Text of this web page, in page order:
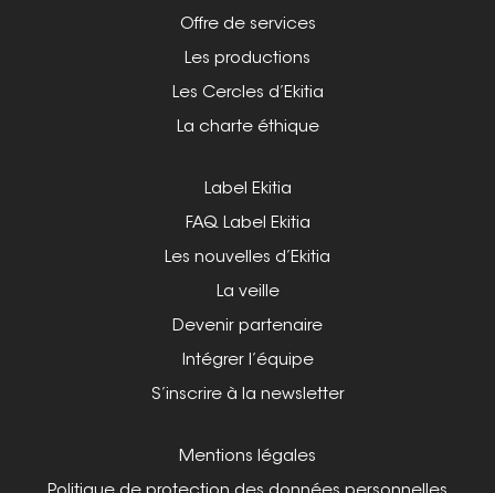
Offre de services
Les productions
Les Cercles d’Ekitia
La charte éthique
Label Ekitia
FAQ Label Ekitia
Les nouvelles d’Ekitia
La veille
Devenir partenaire
Intégrer l’équipe
S’inscrire à la newsletter
Mentions légales